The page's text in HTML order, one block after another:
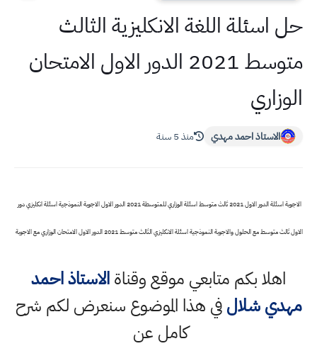
حل اسئلة اللغة الانكليزية الثالث
متوسط 2021 الدور الاول الامتحان
الوزاري
الاستاذ احمد مهدي منذ 5 سنة
الاجوبة اسئلة الدور الاول 2021 ثالث متوسط اسئلة الوزاري للمتوسطة 2021 الدور الاول الاجوبة النموذجية اسئلة انكليزي دور
الاول ثالث متوسط مع الحلول والاجوبة النموذجية اسئلة الانكليزي الثالث متوسط 2021 الدور الاول الامتحان الوزاري مع الاجوبة
اهلا بكم متابعي موقع وقناةالاستاذ احمد
مهدي شلالفي هذا الموضوع سنعرض لكم شرح
كامل عن